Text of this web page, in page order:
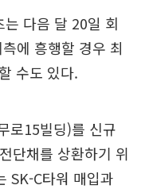
다음 달 20일 회
에 흥행할 경우 최
수도 있다.
로15빌딩)를 신규
단채를 상환하기 위
SK-C타워 매입과